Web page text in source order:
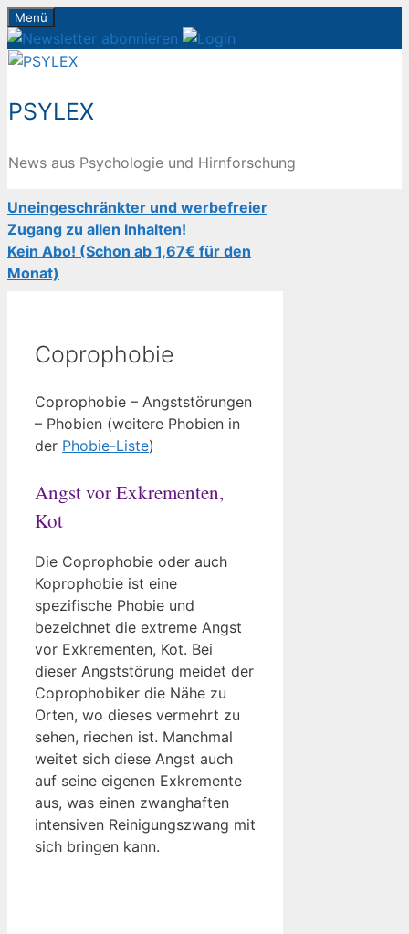
Zum
Inhalt
springen
Menü
PSYLEX
News aus Psychologie und Hirnforschung
Uneingeschränkter und werbefreier
Zugang zu allen Inhalten!
Kein Abo! (Schon ab 1,67€ für den
Monat)
Coprophobie
Coprophobie – Angststörungen
– Phobien (weitere Phobien in
der Phobie-Liste)
Angst vor Exkrementen,
Kot
Die Coprophobie oder auch
Koprophobie ist eine
spezifische Phobie und
bezeichnet die extreme Angst
vor Exkrementen, Kot. Bei
dieser Angststörung meidet der
Coprophobiker die Nähe zu
Orten, wo dieses vermehrt zu
sehen, riechen ist. Manchmal
weitet sich diese Angst auch
auf seine eigenen Exkremente
aus, was einen zwanghaften
intensiven Reinigungszwang mit
sich bringen kann.